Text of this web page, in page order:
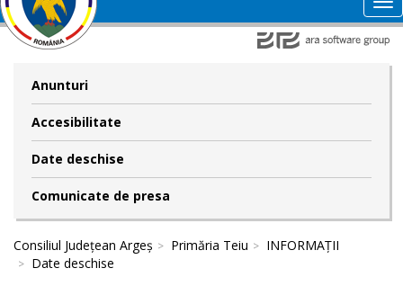
Anunturi
Accesibilitate
Date deschise
Comunicate de presa
Consiliul Județean Argeș Primăria Teiu
INFORMAȚII
Date deschise